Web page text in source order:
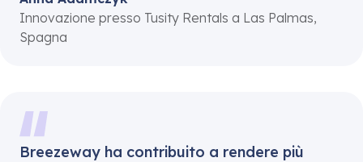
Innovazione presso Tusity Rentals a Las Palmas,
Spagna
Breezeway ha contribuito a rendere più